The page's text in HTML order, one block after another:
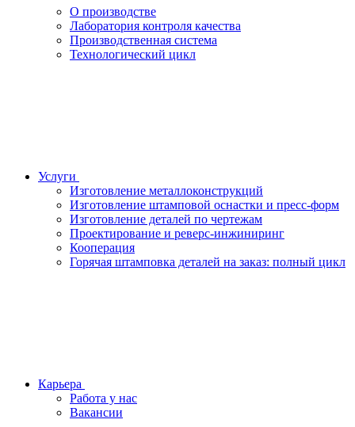
О производстве
Лаборатория контроля качества
Производственная система
Технологический цикл
Услуги
Изготовление металлоконструкций
Изготовление штамповой оснастки и пресс-форм
Изготовление деталей по чертежам
Проектирование и реверс-инжиниринг
Кооперация
Горячая штамповка деталей на заказ: полный цикл
Карьера
Работа у нас
Вакансии